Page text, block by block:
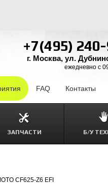
FAQ Контакты
ЗАПЧАСТИ Б/У
+7(495)
г. Москва, ул.
ежедневно с
CF625-Z6 EFI